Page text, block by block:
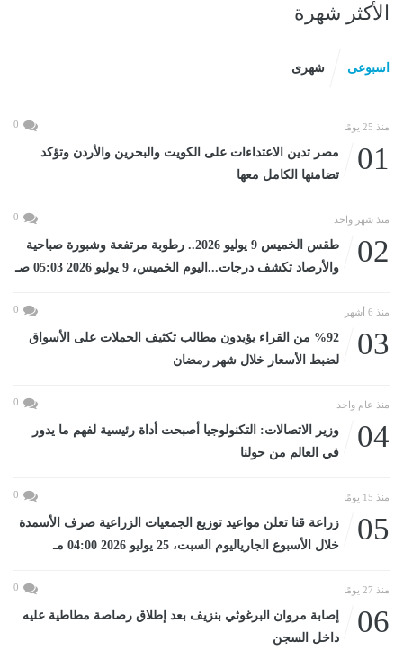
الأكثر شهرة
اسبوعى شهرى
منذ 25 يومًا 0
01
مصر تدين الاعتداءات على الكويت والبحرين والأردن وتؤكد
تضامنها الكامل معها
منذ شهر واحد 0
02
طقس الخميس 9 يوليو 2026.. رطوبة مرتفعة وشبورة صباحية
والأرصاد تكشف درجات...اليوم الخميس، 9 يوليو 2026 05:03 صـ
منذ 6 أشهر 0
03
%92 من القراء يؤيدون مطالب تكثيف الحملات على الأسواق
لضبط الأسعار خلال شهر رمضان
منذ عام واحد 0
04
وزير الاتصالات: التكنولوجيا أصبحت أداة رئيسية لفهم ما يدور
في العالم من حولنا
منذ 15 يومًا 0
05
زراعة قنا تعلن مواعيد توزيع الجمعيات الزراعية صرف الأسمدة
خلال الأسبوع الجارياليوم السبت، 25 يوليو 2026 04:00 مـ
منذ 27 يومًا 0
06
إصابة مروان البرغوثي بنزيف بعد إطلاق رصاصة مطاطية عليه
داخل السجن